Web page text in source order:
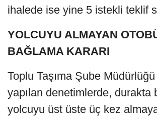
ihalede ise yine 5 istekli teklif
YOLCUYU ALMAYAN
BAĞLAMA KARARI
Toplu Taşıma Şube
yapılan denetimlerde, durakta
yolcuyu üst üste üç kez